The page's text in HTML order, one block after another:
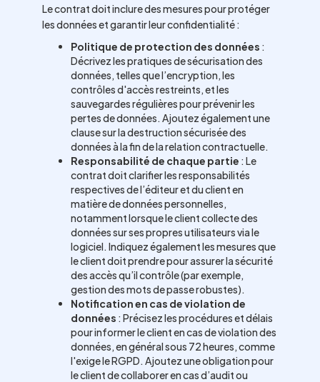
Le contrat doit inclure des mesures pour protéger
les données et garantir leur confidentialité :
Politique de protection des données :
Décrivez les pratiques de sécurisation des
données, telles que l’encryption, les
contrôles d'accès restreints, et les
sauvegardes régulières pour prévenir les
pertes de données. Ajoutez également une
clause sur la destruction sécurisée des
données à la fin de la relation contractuelle.
Responsabilité de chaque partie : Le
contrat doit clarifier les responsabilités
respectives de l’éditeur et du client en
matière de données personnelles,
notamment lorsque le client collecte des
données sur ses propres utilisateurs via le
logiciel. Indiquez également les mesures que
le client doit prendre pour assurer la sécurité
des accès qu’il contrôle (par exemple,
gestion des mots de passe robustes).
Notification en cas de violation de
données : Précisez les procédures et délais
pour informer le client en cas de violation des
données, en général sous 72 heures, comme
l'exige le RGPD. Ajoutez une obligation pour
le client de collaborer en cas d’audit ou